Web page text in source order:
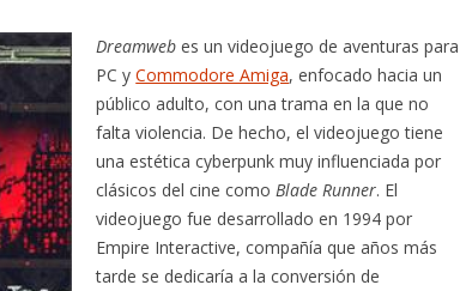
Dreamweb es un videojuego de aventuras para
PC yCommodore Amiga, enfocado hacia un
público adulto, con una trama en la que no
falta violencia. De hecho, el videojuego tiene
una estética cyberpunk muy influenciada por
clásicos del cine como Blade Runner. El
videojuego fue desarrollado en 1994 por
Empire Interactive, compañía que años más
tarde se dedicaría a la conversión de